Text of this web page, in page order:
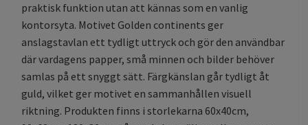
praktisk funktion utan att kännas som en vanlig
kontorsyta. Motivet Golden continents ger
anslagstavlan ett tydligt uttryck och gör den användbar
där vardagens papper, små minnen och bilder behöver
samlas på ett snyggt sätt. Färgkänslan går tydligt åt
guld, vilket ger motivet en sammanhållen visuell
riktning. Produkten finns i storlekarna 60x40cm,